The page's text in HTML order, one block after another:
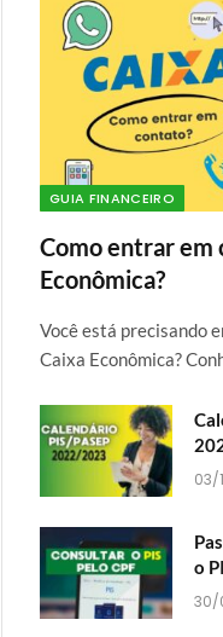
GUIA FINANCEIRO
Como entrar em
Econômica?
Você está precisando
Caixa Econômica?
03/
o
30/